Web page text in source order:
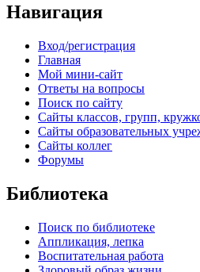
Навигация
Вход/регистрация
Главная
Мой мини-сайт
Ответы на вопросы
Поиск по сайту
Сайты классов, групп,
Сайты образовательных
Сайты коллег
Форумы
Библиотека
Поиск по библиотеке
Аппликация, лепка
Воспитательная работа